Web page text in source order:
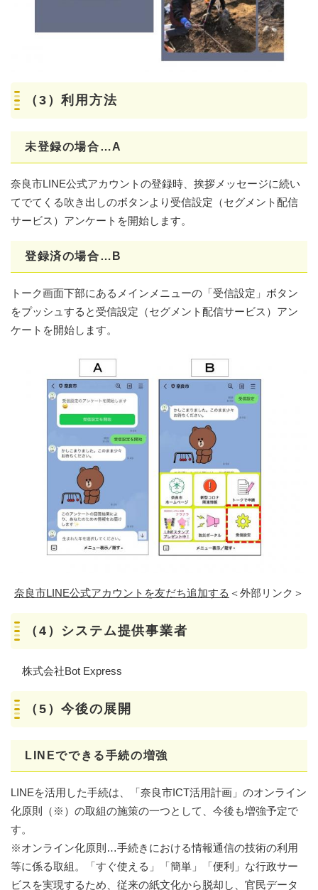
（3）利用方法
未登録の場合…A
奈良市LINE公式アカウントの登録時、挨拶メッセージに続い
てでてくる吹き出しのボタンより受信設定（セグメント配信
サービス）アンケートを開始します。
登録済の場合…B
トーク画面下部にあるメインメニューの「受信設定」ボタン
をプッシュすると受信設定（セグメント配信サービス）アン
ケートを開始します。
奈良市LINE公式アカウントを友だち追加する ＜外部リンク＞
（4）システム提供事業者
株式会社Bot Express
（5）今後の展開
LINEでできる手続の増強
LINEを活用した手続は、「奈良市ICT活用計画」のオンライン
化原則（※）の取組の施策の一つとして、今後も増強予定で
す。
※オンライン化原則…手続きにおける情報通信の技術の利用
等に係る取組。「すぐ使える」「簡単」「便利」な行政サー
ビスを実現するため、従来の紙文化から脱却し、官民データ